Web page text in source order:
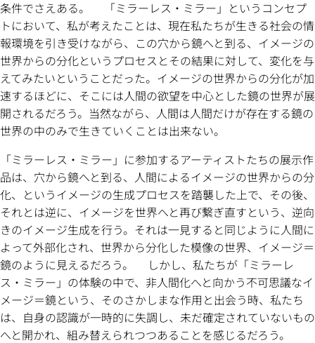
条件でさえある。 「ミラーレス・ミラー」というコンセプ
トにおいて、私が考えたことは、現在私たちが生きる社会の情
報環境を引き受けながら、この穴から鏡へと到る、イメージの
世界からの分化というプロセスとその結果に対して、変化を与
えてみたいということだった。イメージの世界からの分化が加
速するほどに、そこには人間の欲望を中心とした鏡の世界が展
開されるだろう。当然ながら、人間は人間だけが存在する鏡の
世界の中のみで生きていくことは出来ない。
「ミラーレス・ミラー」に参加するアーティストたちの展示作
品は、穴から鏡へと到る、人間によるイメージの世界からの分
化、というイメージの生成プロセスを踏襲した上で、その後、
それとは逆に、イメージを世界へと再び繋ぎ直すという、逆向
きのイメージ生成を行う。それは一見すると同じように人間に
よって外部化され、世界から分化した模像の世界、イメージ＝
鏡のように見えるだろう。 しかし、私たちが「ミラーレ
ス・ミラー」の体験の中で、非人間化へと向かう不可思議なイ
メージ＝鏡という、そのさかしまな作用と出会う時、私たち
は、自身の認識が一時的に失調し、未だ確定されていないもの
へと開かれ、組み替えられつつあることを感じるだろう。